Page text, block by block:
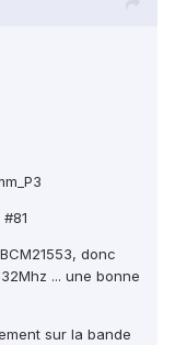
donc
... une bonne
sur la bande